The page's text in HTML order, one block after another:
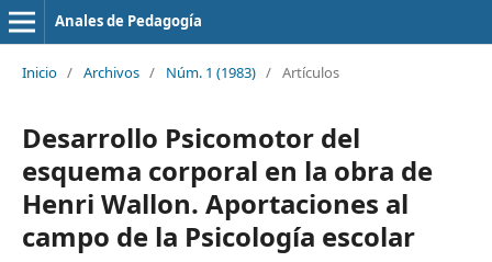
Anales de Pedagogía
Inicio / Archivos / Núm. 1 (1983) / Artículos
Desarrollo Psicomotor del
esquema corporal en la obra de
Henri Wallon. Aportaciones al
campo de la Psicología escolar